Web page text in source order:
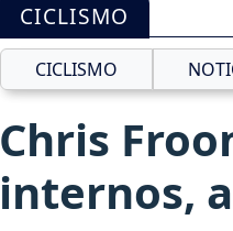
CICLISMO
CICLISMO
Chris
internos,